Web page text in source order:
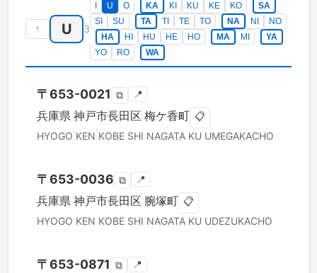
↑ U 3
U O KA KI KU KE KO
SA
SI
SU TA TI TE TO NA NI
NO
HA
HI HU HE HO MA MI
YA
YO
RO WA
〒653-0021 ⧉ 📍
兵庫県 神戸市長田区 梅ケ香町 📋
HYOGO KEN KOBE SHI NAGATA KU UMEGAKACHO
〒653-0036 ⧉ 📍
兵庫県 神戸市長田区 腕塚町 📋
HYOGO KEN KOBE SHI NAGATA KU UDEZUKACHO
〒653-0871 ⧉ 📍